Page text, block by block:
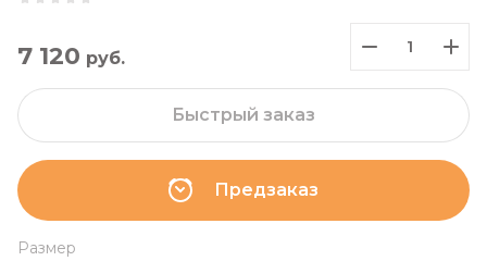
7 120 руб.
Предзаказ
Быстрый заказ
Размер